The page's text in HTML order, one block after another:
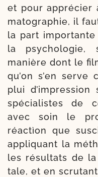
et pour appré­cier
ma­to­gra­phie, il
la part
la psy­cho­lo­gie,
manière dont le
qu’on s’en
plui
spé­cia­listes de
avec soin le
réactìon que
appli­quant la
les résul­tats de
tale, et en